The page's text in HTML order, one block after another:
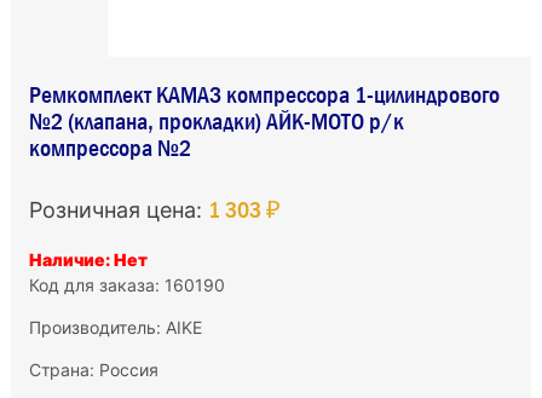
Ремкомплект КАМАЗ компрессора 1-цилиндрового
№2 (клапана, прокладки) АЙК-МОТО р/к
компрессора №2
Розничная цена: 1 303 ₽
Наличие: Нет
Код для заказа: 160190
Производитель: AIKE
Страна: Россия